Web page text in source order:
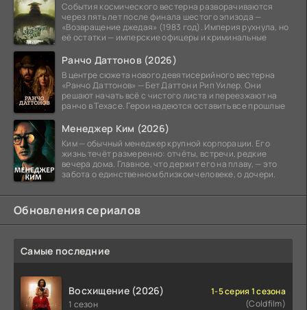
События космического вестерна разворачиваются
через пять лет после финала шестого эпизода —
«Возвращение джедая» (1983 год). Империя рухнула, но
её остатки — имперские офицеры и криминальные
Ранчо Даттонов (2026)
В центре сюжета нового девятисерийного вестерна
«Ранчо Даттонов» — Бет Даттон и Рип Уилер. Они
решают начать всё с чистого листа и переезжают на
ранчо в Техасе. Герои надеются оставить все прошлые
Менеджер Ким (2026)
Ким — обычный менеджер крупной корпорации. Его
жизнь течёт размеренно: отчёты, встречи, редкие
вечера дома. Главное, что держит его на плаву, — это
забота о единственном близком человеке, о дочери.
Обновления сериалов
Самые последние
Восхищение (2026)
1 сезон
1-5 серия 1 сезона
(Coldfilm)